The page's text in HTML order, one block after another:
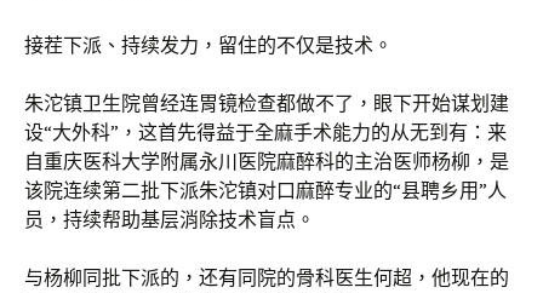
接茬下派、持续发力，留住的不仅是技术。
朱沱镇卫生院曾经连胃镜检查都做不了，眼下开始谋划建
设“大外科”，这首先得益于全麻手术能力的从无到有：来
自重庆医科大学附属永川医院麻醉科的主治医师杨柳，是
该院连续第二批下派朱沱镇对口麻醉专业的“县聘乡用”人
员，持续帮助基层消除技术盲点。
与杨柳同批下派的，还有同院的骨科医生何超，他现在的